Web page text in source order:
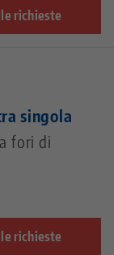
richieste
singola
fori di
richieste